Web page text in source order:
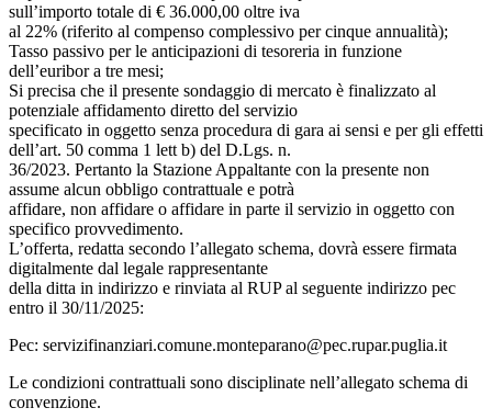
sull’importo totale di € 36.000,00 oltre iva
al 22% (riferito al compenso complessivo per cinque annualità);
Tasso passivo per le anticipazioni di tesoreria in funzione
dell’euribor a tre mesi;
Si precisa che il presente sondaggio di mercato è finalizzato al
potenziale affidamento diretto del servizio
specificato in oggetto senza procedura di gara ai sensi e per gli effetti
dell’art. 50 comma 1 lett b) del D.Lgs. n.
36/2023. Pertanto la Stazione Appaltante con la presente non
assume alcun obbligo contrattuale e potrà
affidare, non affidare o affidare in parte il servizio in oggetto con
specifico provvedimento.
L’offerta, redatta secondo l’allegato schema, dovrà essere firmata
digitalmente dal legale rappresentante
della ditta in indirizzo e rinviata al RUP al seguente indirizzo pec
entro il 30/11/2025:
Pec: servizifinanziari.comune.monteparano@pec.rupar.puglia.it
Le condizioni contrattuali sono disciplinate nell’allegato schema di
convenzione.